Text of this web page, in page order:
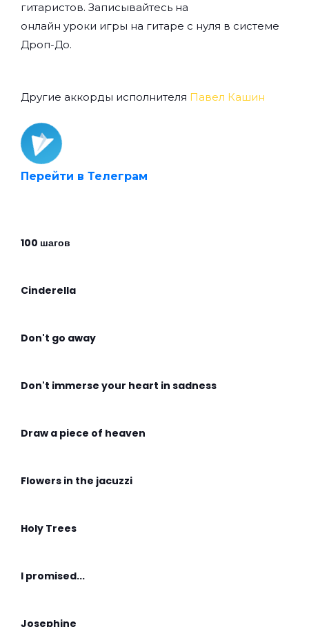
гитаристов. Записывайтесь на
онлайн уроки игры на гитаре с нуля в системе
Дроп-До.
Другие аккорды исполнителя Павел Кашин
Перейти в Телеграм
100 шагов
Cinderella
Don't go away
Don't immerse your heart in sadness
Draw a piece of heaven
Flowers in the jacuzzi
Holy Trees
I promised...
Josephine